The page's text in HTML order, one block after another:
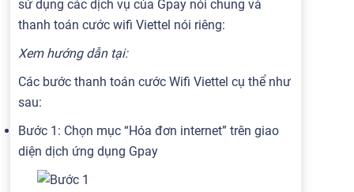
sử dụng các dịch vụ của Gpay nói chung và
thanh toán cước wifi Viettel nói riêng:
Xem hướng dẫn tại:
Các bước thanh toán cước Wifi Viettel cụ thể như
sau:
Bước 1: Chọn mục “Hóa đơn internet” trên giao
diện dịch ứng dụng Gpay